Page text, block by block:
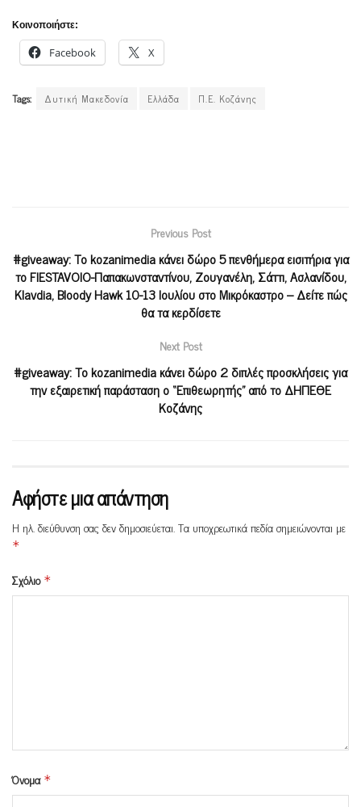
Κοινοποιήστε:
Facebook X
Tags: Δυτική Μακεδονία Ελλάδα Π.Ε. Κοζάνης
Previous Post
#giveaway: Το kozanimedia κάνει δώρο 5 πενθήμερα εισιτήρια για
το FIESTAVOIO-Παπακωνσταντίνου, Ζουγανέλη, Σάττι, Ασλανίδου,
Κlavdia, Bloody Hawk 10-13 Ιουλίου στο Μικρόκαστρο – Δείτε πώς
θα τα κερδίσετε
Next Post
#giveaway: Το kozanimedia κάνει δώρο 2 διπλές προσκλήσεις για
την εξαιρετική παράσταση ο “Επιθεωρητής” από το ΔΗΠΕΘΕ
Κοζάνης
Αφήστε μια απάντηση
Η ηλ. διεύθυνση σας δεν δημοσιεύεται.Τα υποχρεωτικά πεδία σημειώνονται με
*
Σχόλιο *
Όνομα *